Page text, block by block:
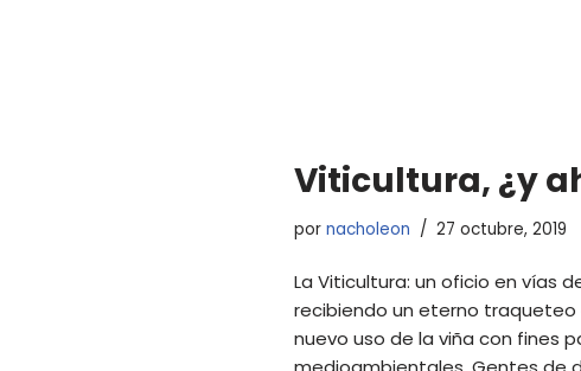
Viticultura, ¿y
pornacholeon 27 octubre, 2019
La Viticultura: un oficio en vías
recibiendo un eterno
nuevo uso de la viña con fines